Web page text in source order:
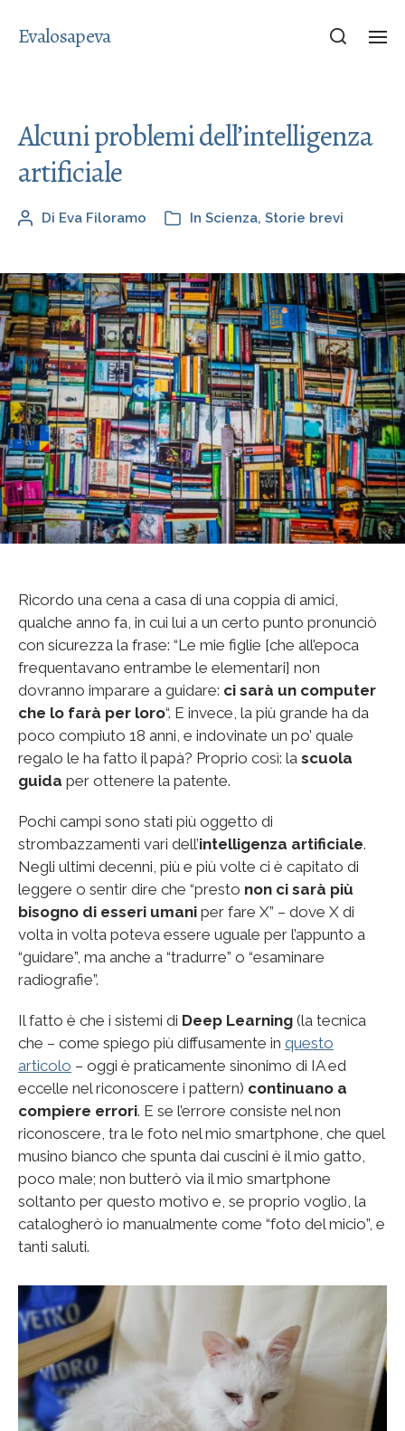
Evalosapeva
Alcuni problemi dell’intelligenza
artificiale
Di Eva Filoramo In Scienza, Storie brevi
Ricordo una cena a casa di una coppia di amici,
qualche anno fa, in cui lui a un certo punto pronunciò
con sicurezza la frase: “Le mie figlie [che all’epoca
frequentavano entrambe le elementari] non
dovranno imparare a guidare: ci sarà un computer
che lo farà per loro“. E invece, la più grande ha da
poco compiuto 18 anni, e indovinate un po’ quale
regalo le ha fatto il papà? Proprio così: la scuola
guida per ottenere la patente.
Pochi campi sono stati più oggetto di
strombazzamenti vari dell’intelligenza artificiale.
Negli ultimi decenni, più e più volte ci è capitato di
leggere o sentir dire che “presto non ci sarà più
bisogno di esseri umani per fare X” – dove X di
volta in volta poteva essere uguale per l’appunto a
“guidare”, ma anche a “tradurre” o “esaminare
radiografie”.
Il fatto è che i sistemi di Deep Learning (la tecnica
che – come spiego più diffusamente in questo
articolo – oggi è praticamente sinonimo di IA ed
eccelle nel riconoscere i pattern) continuano a
compiere errori. E se l’errore consiste nel non
riconoscere, tra le foto nel mio smartphone, che quel
musino bianco che spunta dai cuscini è il mio gatto,
poco male; non butterò via il mio smartphone
soltanto per questo motivo e, se proprio voglio, la
catalogherò io manualmente come “foto del micio”, e
tanti saluti.